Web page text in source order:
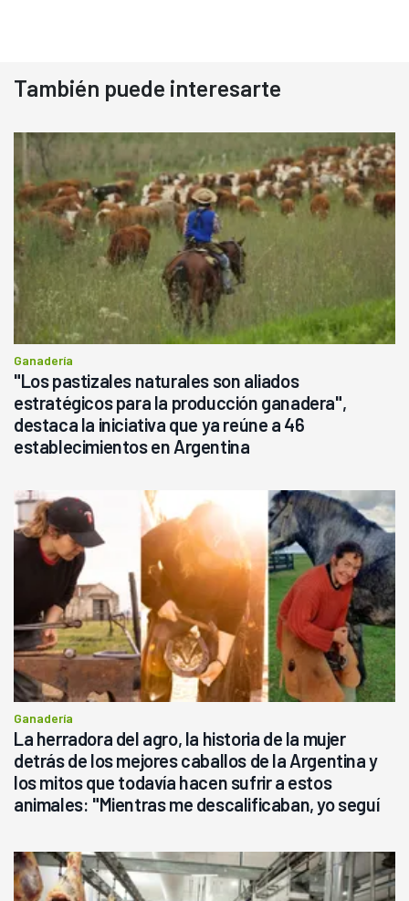
También puede interesarte
Ganadería
"Los pastizales naturales son aliados
estratégicos para la producción ganadera",
destaca la iniciativa que ya reúne a 46
establecimientos en Argentina
Ganadería
La herradora del agro, la historia de la mujer
detrás de los mejores caballos de la Argentina y
los mitos que todavía hacen sufrir a estos
animales: "Mientras me descalificaban, yo seguí